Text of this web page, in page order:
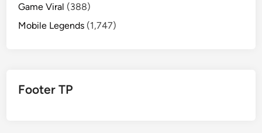
Game Viral (388)
Mobile Legends (1,747)
Footer TP